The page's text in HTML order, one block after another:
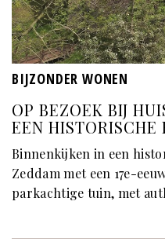
BIJZONDER WONEN
OP BEZOEK BIJ
EEN HISTORISCHE
Binnenkijken in een
Zeddam met een 17e-
parkachtige tuin, met